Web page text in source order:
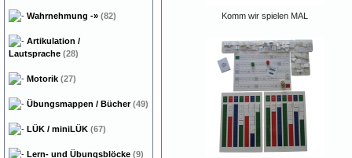
Komm wir spielen MAL
Wahrnehmung -» (82)
Artikulation /
Lautsprache (28)
Motorik (27)
Übungsmappen / Bücher(49)
LÜK / miniLÜK (67)
Lern- und Übungsblöcke (9)